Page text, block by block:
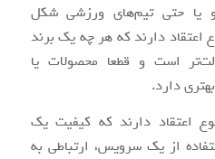
و یا حتی تیم‌های ورزشی شکل
اعتقاد دارند که هر چه یک برند
است و قطعا محصولات یا
دارد.
اعتقاد دارند که کیفیت یک
از یک سرویس، ارتباطی به